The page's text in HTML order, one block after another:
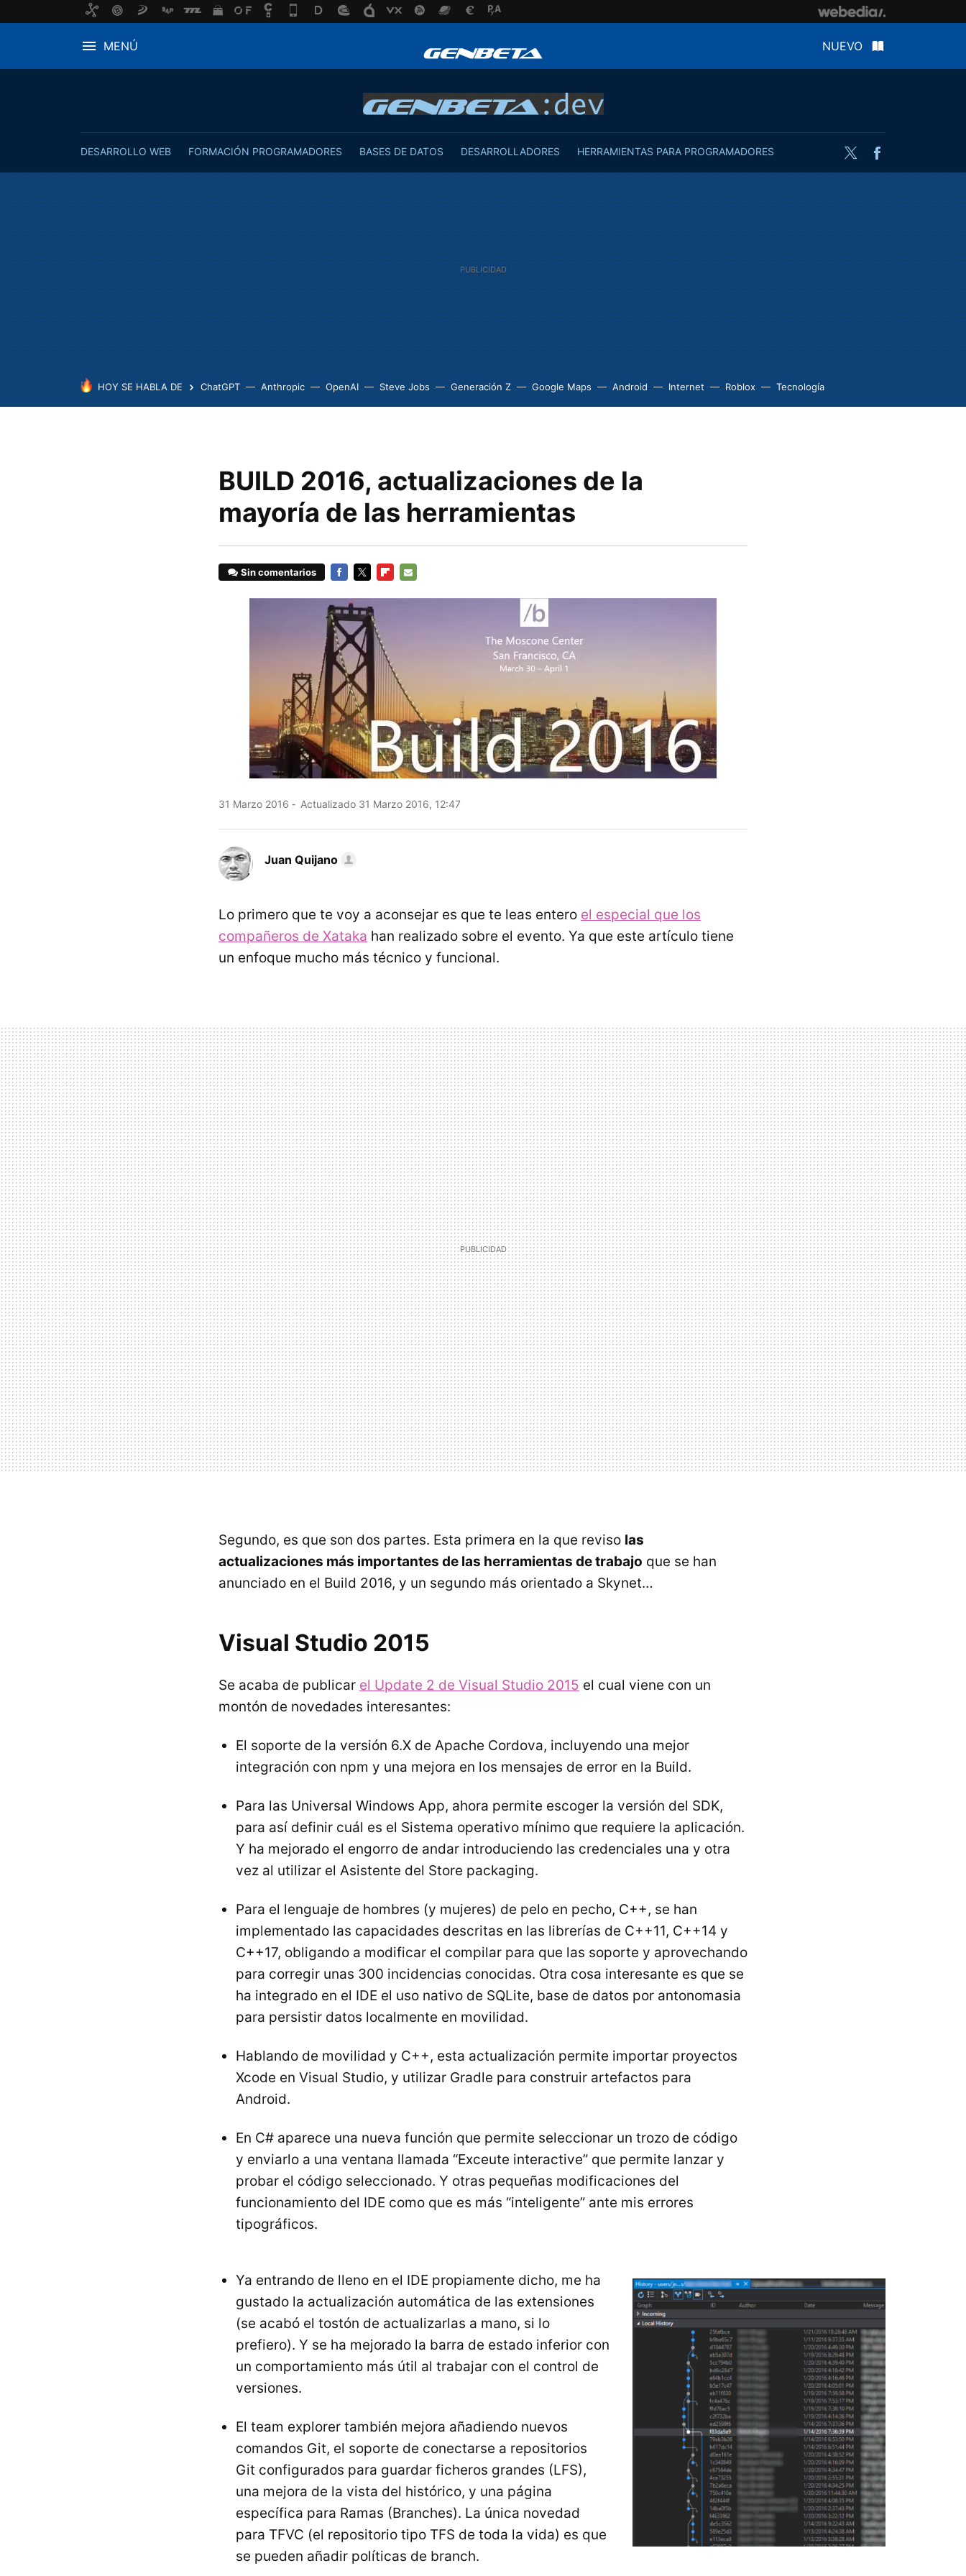
MENÚ NUEVO
DESARROLLO WEB FORMACIÓN PROGRAMADORES BASES DE DATOS DESARROLLADORES HERRAMIENTAS PARA PROGRAMADORES Twitter
HOY SE HABLA DE ChatGPT Anthropic OpenAI Steve Jobs Generación Z Google Maps Android Internet Roblox Tecnología
BUILD 2016, actualizaciones de la
mayoría de las herramientas
Sin comentarios
31 Marzo 2016 Actualizado 31 Marzo 2016, 12:47
Juan Quijano
Lo primero que te voy a aconsejar es que te leas entero el especial que los
compañeros de Xataka han realizado sobre el evento. Ya que este artículo tiene
un enfoque mucho más técnico y funcional.
Segundo, es que son dos partes. Esta primera en la que reviso las
actualizaciones más importantes de las herramientas de trabajo que se han
anunciado en el Build 2016, y un segundo más orientado a Skynet…
Visual Studio 2015
Se acaba de publicar el Update 2 de Visual Studio 2015 el cual viene con un
montón de novedades interesantes:
El soporte de la versión 6.X de Apache Cordova, incluyendo una mejor
integración con npm y una mejora en los mensajes de error en la Build.
Para las Universal Windows App, ahora permite escoger la versión del SDK,
para así definir cuál es el Sistema operativo mínimo que requiere la aplicación.
Y ha mejorado el engorro de andar introduciendo las credenciales una y otra
vez al utilizar el Asistente del Store packaging.
Para el lenguaje de hombres (y mujeres) de pelo en pecho, C++, se han
implementado las capacidades descritas en las librerías de C++11, C++14 y
C++17, obligando a modificar el compilar para que las soporte y aprovechando
para corregir unas 300 incidencias conocidas. Otra cosa interesante es que se
ha integrado en el IDE el uso nativo de SQLite, base de datos por antonomasia
para persistir datos localmente en movilidad.
Hablando de movilidad y C++, esta actualización permite importar proyectos
Xcode en Visual Studio, y utilizar Gradle para construir artefactos para
Android.
En C# aparece una nueva función que permite seleccionar un trozo de código
y enviarlo a una ventana llamada “Exceute interactive” que permite lanzar y
probar el código seleccionado. Y otras pequeñas modificaciones del
funcionamiento del IDE como que es más “inteligente” ante mis errores
tipográficos.
Ya entrando de lleno en el IDE propiamente dicho, me ha
gustado la actualización automática de las extensiones
(se acabó el tostón de actualizarlas a mano, si lo
prefiero). Y se ha mejorado la barra de estado inferior con
un comportamiento más útil al trabajar con el control de
versiones.
El team explorer también mejora añadiendo nuevos
comandos Git, el soporte de conectarse a repositorios
Git configurados para guardar ficheros grandes (LFS),
una mejora de la vista del histórico, y una página
específica para Ramas (Branches). La única novedad
para TFVC (el repositorio tipo TFS de toda la vida) es que
se pueden añadir políticas de branch.